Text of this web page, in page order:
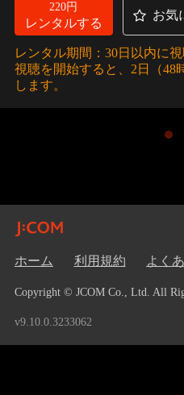
220円
レンタルする
お気
レンタル期間：30日以内に
視聴を開始すると、2日（48
します。
ホーム 利用規約 よく
Copyright © JCOM Co., Ltd. All
v9.10.0.3233062